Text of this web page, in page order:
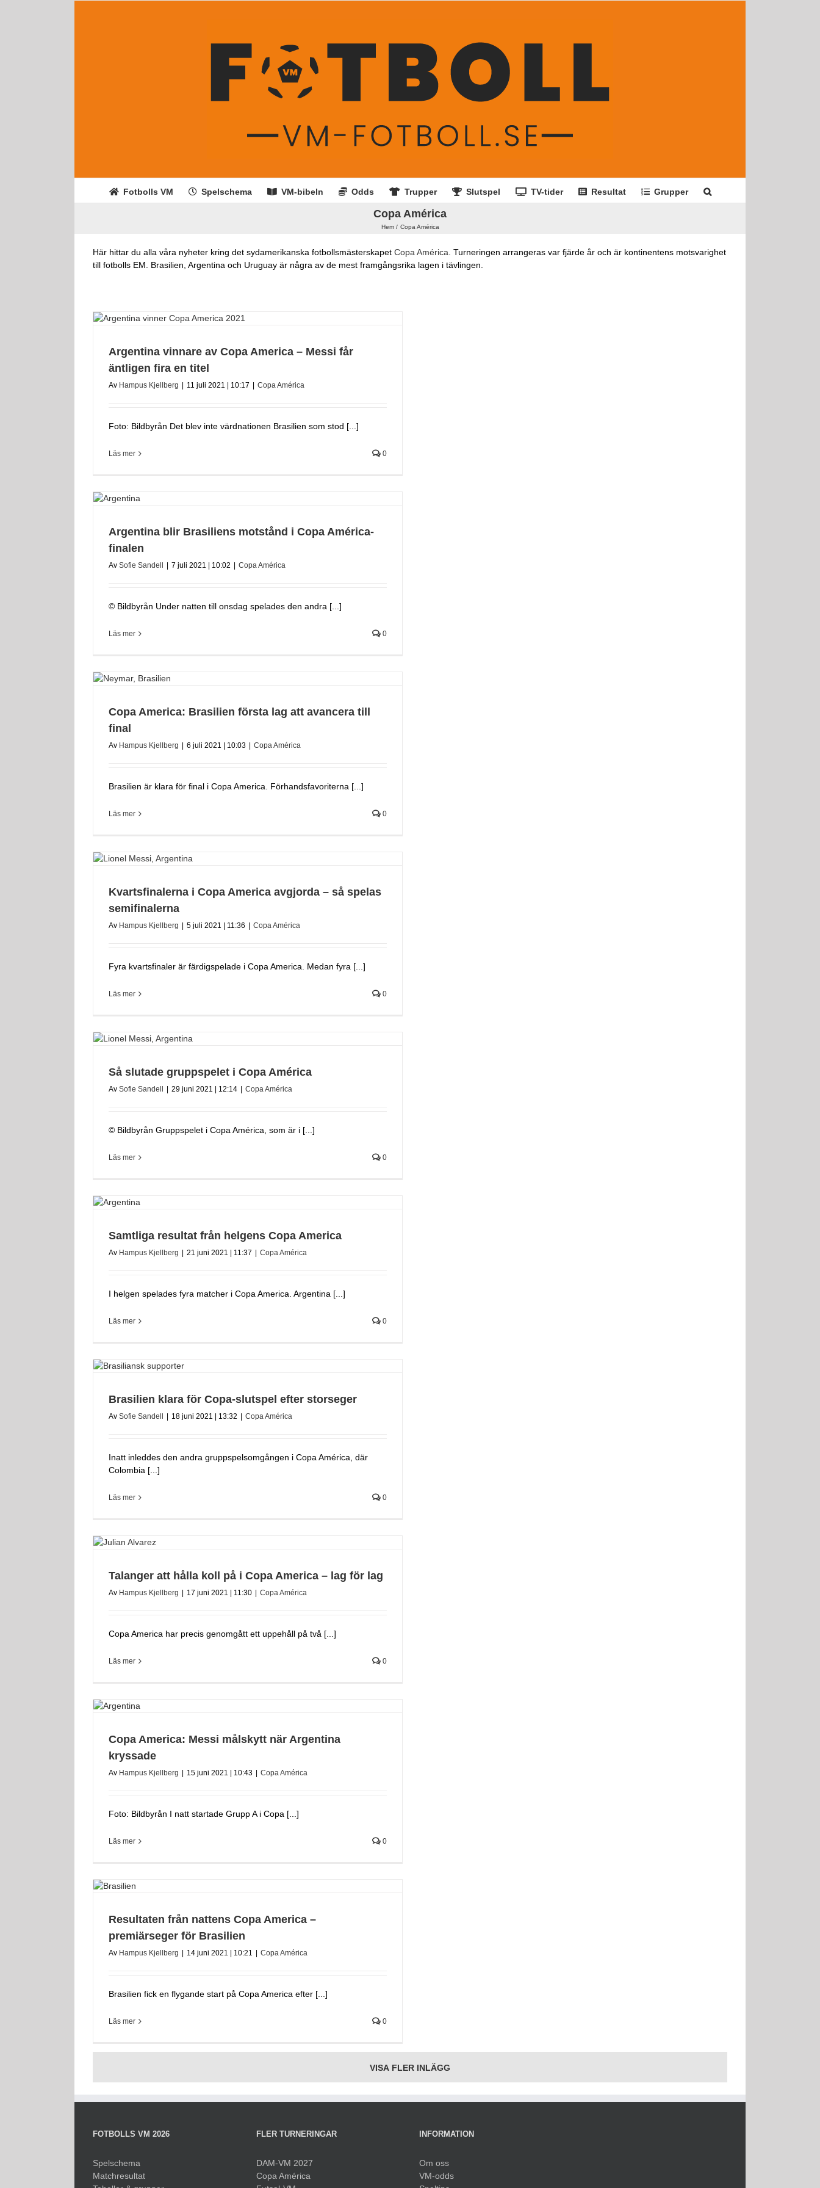
Fotbolls VM Spelschema VM-bibeln Odds Trupper Slutspel TV-tider Resultat Grupper
Copa América
Hem Copa América
Här hittar du alla våra nyheter kring det sydamerikanska fotbollsmästerskapet Copa América . Turneringen arrangeras var fjärde år och är kontinentens motsvarighet
till fotbolls EM. Brasilien, Argentina och Uruguay är några av de mest framgångsrika lagen i tävlingen.
Argentina vinnare av Copa America – Messi får
äntligen fira en titel
Av Hampus Kjellberg 11 juli 2021 | 10:17 Copa América
Foto: Bildbyrån Det blev inte värdnationen Brasilien som stod [...]
Läs mer 0
Argentina blir Brasiliens motstånd i Copa América-
finalen
Av Sofie Sandell 7 juli 2021 | 10:02 Copa América
© Bildbyrån Under natten till onsdag spelades den andra [...]
Läs mer 0
Copa America: Brasilien första lag att avancera till
final
Av Hampus Kjellberg 6 juli 2021 | 10:03 Copa América
Brasilien är klara för final i Copa America. Förhandsfavoriterna [...]
Läs mer 0
Kvartsfinalerna i Copa America avgjorda – så spelas
semifinalerna
Av Hampus Kjellberg 5 juli 2021 | 11:36 Copa América
Fyra kvartsfinaler är färdigspelade i Copa America. Medan fyra [...]
Läs mer 0
Så slutade gruppspelet i Copa América
Av Sofie Sandell 29 juni 2021 | 12:14 Copa América
© Bildbyrån Gruppspelet i Copa América, som är i [...]
Läs mer 0
Samtliga resultat från helgens Copa America
Av Hampus Kjellberg 21 juni 2021 | 11:37 Copa América
I helgen spelades fyra matcher i Copa America. Argentina [...]
Läs mer 0
Brasilien klara för Copa-slutspel efter storseger
Av Sofie Sandell 18 juni 2021 | 13:32 Copa América
Inatt inleddes den andra gruppspelsomgången i Copa América, där
Colombia [...]
Läs mer 0
Talanger att hålla koll på i Copa America – lag för lag
Av Hampus Kjellberg 17 juni 2021 | 11:30 Copa América
Copa America har precis genomgått ett uppehåll på två [...]
Läs mer 0
Copa America: Messi målskytt när Argentina
kryssade
Av Hampus Kjellberg 15 juni 2021 | 10:43 Copa América
Foto: Bildbyrån I natt startade Grupp A i Copa [...]
Läs mer 0
Resultaten från nattens Copa America –
premiärseger för Brasilien
Av Hampus Kjellberg 14 juni 2021 | 10:21 Copa América
Brasilien fick en flygande start på Copa America efter [...]
Läs mer 0
VISA FLER INLÄGG
FOTBOLLS VM 2026
Spelschema
Matchresultat
FLER TURNERINGAR
DAM-VM 2027
Copa América
INFORMATION
Om oss
VM-odds